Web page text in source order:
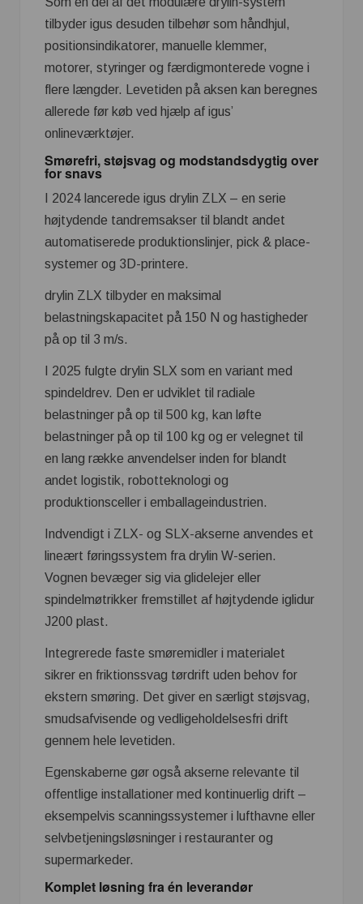
tilbyder igus desuden tilbehør som håndhjul,
positionsindikatorer, manuelle klemmer,
motorer, styringer og færdigmonterede vogne i
flere længder. Levetiden på aksen kan beregnes
allerede før køb ved hjælp af igus’
onlineværktøjer.
Smørefri, støjsvag og modstandsdygtig over
for snavs
I 2024 lancerede igus drylin ZLX – en serie
højtydende tandremsakser til blandt andet
automatiserede produktionslinjer, pick & place-
systemer og 3D-printere.
drylin ZLX tilbyder en maksimal
belastningskapacitet på 150 N og hastigheder
på op til 3 m/s.
I 2025 fulgte drylin SLX som en variant med
spindeldrev. Den er udviklet til radiale
belastninger på op til 500 kg, kan løfte
belastninger på op til 100 kg og er velegnet til
en lang række anvendelser inden for blandt
andet logistik, robotteknologi og
produktionsceller i emballageindustrien.
Indvendigt i ZLX- og SLX-akserne anvendes et
lineært føringssystem fra drylin W-serien.
Vognen bevæger sig via glidelejer eller
spindelmøtrikker fremstillet af højtydende iglidur
J200 plast.
Integrerede faste smøremidler i materialet
sikrer en friktionssvag tørdrift uden behov for
ekstern smøring. Det giver en særligt støjsvag,
smudsafvisende og vedligeholdelsesfri drift
gennem hele levetiden.
Egenskaberne gør også akserne relevante til
offentlige installationer med kontinuerlig drift –
eksempelvis scanningssystemer i lufthavne eller
selvbetjeningsløsninger i restauranter og
supermarkeder.
Komplet løsning fra én leverandør